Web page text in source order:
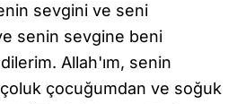
sevgini ve seni
senin sevgine beni
Allah'ım, senin
çocuğumdan ve soğuk